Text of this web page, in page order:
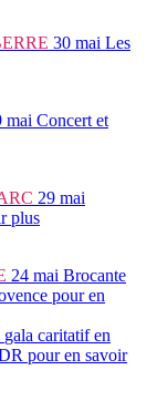
30 mai Les
mai Concert et
29 mai
plus
24 mai Brocante
pour en
gala caritatif en
pour en savoir